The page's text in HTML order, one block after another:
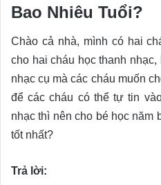
Bao Nhiêu Tuổi?
Chào cả nhà, mình có hai
cho hai cháu học thanh
nhạc cụ mà các cháu muốn
để các cháu có thể tự tin
nhạc thì nên cho bé học năm
tốt nhất?
Trả lời: